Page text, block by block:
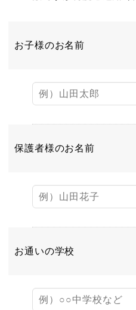
お子様のお名前
保護者様のお名前
お通いの学校